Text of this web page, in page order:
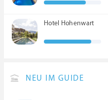
****S
Hotel Hohenwart
NEU IM GUIDE